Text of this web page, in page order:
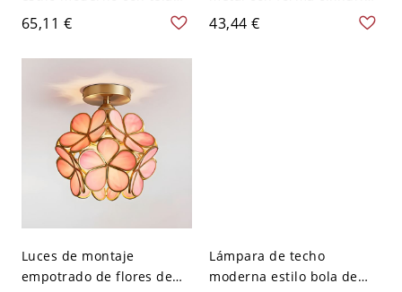
para iluminación de sala
de estar - Rosa 110 A 120
V Cuadrado
65,11 €
y estilo moderno, 1 luz,
para dormitorio - Rosa
43,44 €
Luces de montaje
empotrado de flores de
Lámpara de techo
moderna estilo bola de